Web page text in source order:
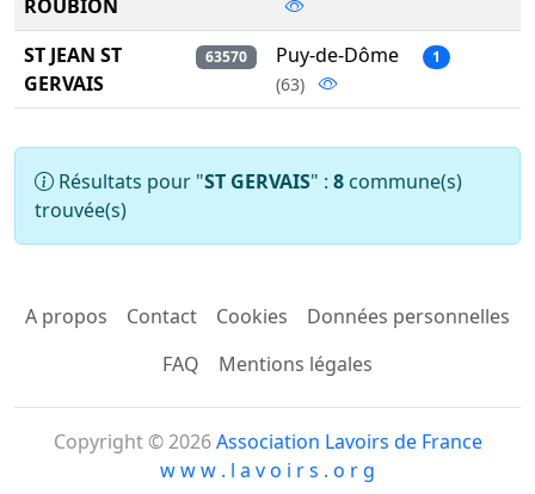
ROUBION
ST JEAN ST
GERVAIS
63570 Puy-de-Dôme
(63)
1
Résultats pour "ST GERVAIS" : 8 commune(s)
trouvée(s)
A propos Contact Cookies
Données personnelles
FAQ
Mentions légales
Copyright © 2026Association Lavoirs de France
w w w . l a v o i r s . o r g